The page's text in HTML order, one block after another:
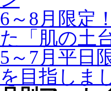
6～8月限定
た「肌の土
5～7月平日
を目指しま